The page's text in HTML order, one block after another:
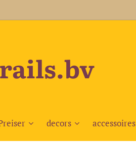
decors accessoires